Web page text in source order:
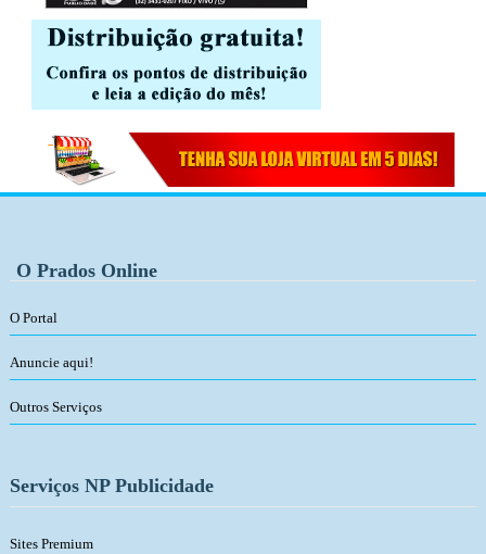
O Prados Online
O Portal
Anuncie aqui!
Outros Serviços
Serviços NP Publicidade
Sites Premium